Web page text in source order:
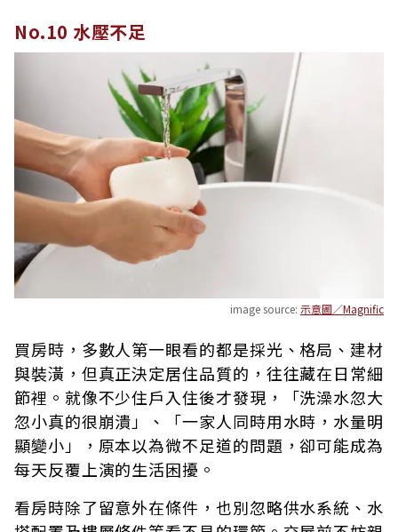
No.10 水壓不足
image source: 示意圖／Magnific
買房時，多數人第一眼看的都是採光、格局、建材
與裝潢，但真正決定居住品質的，往往藏在日常細
節裡。就像不少住戶入住後才發現，「洗澡水忽大
忽小真的很崩潰」、「一家人同時用水時，水量明
顯變小」，原本以為微不足道的問題，卻可能成為
每天反覆上演的生活困擾。
看房時除了留意外在條件，也別忽略供水系統、水